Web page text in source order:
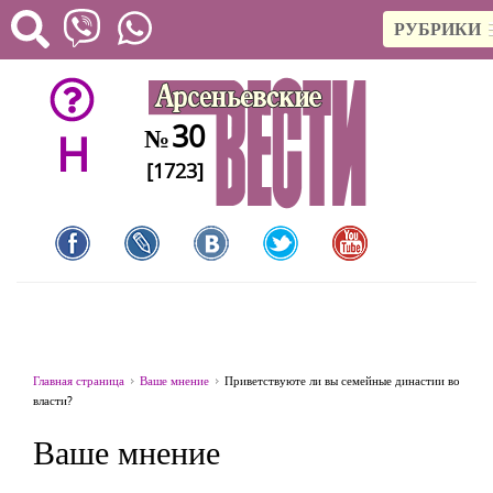
РУБРИКИ
H №30
[1723]
Главная страница Ваше мнение
Приветствуюте ли вы семейные династии во
власти?
Ваше мнение